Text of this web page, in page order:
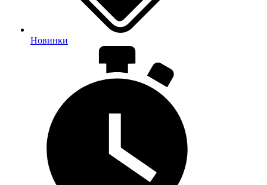
Новинки